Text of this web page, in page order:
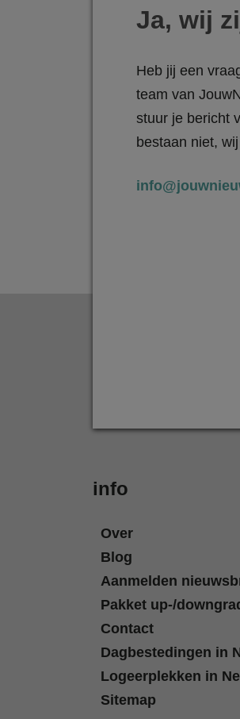
Ja, wij
Heb jij een
team van
stuur je bericht
bestaan niet,
info
Over
Blog
Aanmelden
Pakket up-/
Contact
Dagbestedingen in
Logeerplekken in
Sitemap